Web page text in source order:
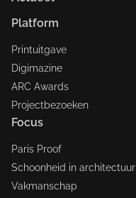
Platform
Printuitgave
Digimazine
ARC Awards
Projectbezoeken
Focus
Paris Proof
Schoonheid in architectuur
Vakmanschap